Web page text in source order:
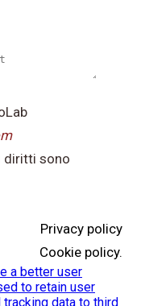
diritti sono
Privacy policy
Cookie policy.
a better user
to retain user
data to third